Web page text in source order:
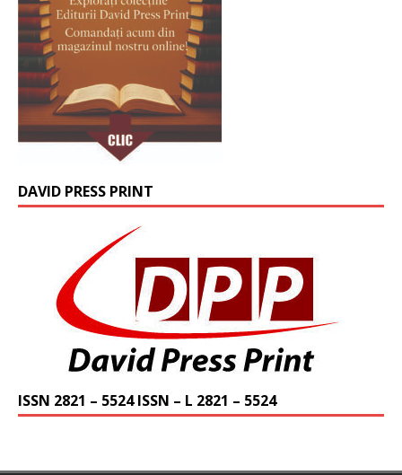
DAVID PRESS PRINT
ISSN 2821 – 5524 ISSN – L 2821 – 5524